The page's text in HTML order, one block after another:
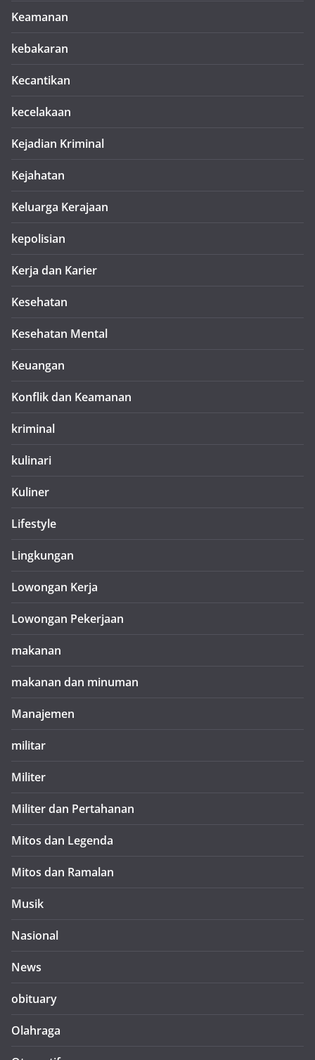
Keamanan
kebakaran
Kecantikan
kecelakaan
Kejadian Kriminal
Kejahatan
Keluarga Kerajaan
kepolisian
Kerja dan Karier
Kesehatan
Kesehatan Mental
Keuangan
Konflik dan Keamanan
kriminal
kulinari
Kuliner
Lifestyle
Lingkungan
Lowongan Kerja
Lowongan Pekerjaan
makanan
makanan dan minuman
Manajemen
militar
Militer
Militer dan Pertahanan
Mitos dan Legenda
Mitos dan Ramalan
Musik
Nasional
News
obituary
Olahraga